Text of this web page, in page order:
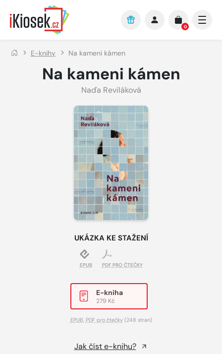
Přejít na hlavní obsah
0
E-knihy Na kameni kámen
Na kameni kámen
Naďa Reviláková
UKÁZKA KE STAŽENÍ
EPUB PDF PRO ČTEČKY
E-kniha
279 Kč
EPUB, PDF pro čtečky(248 stran)
Jak číst e-knihu?